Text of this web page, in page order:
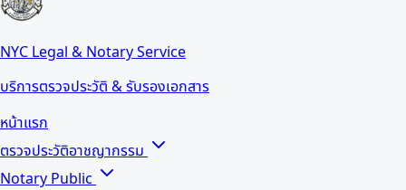
NYC Legal & Notary Service
บริการตรวจประวัติ & รับรองเอกสาร
หน้าแรก
ตรวจประวัติอาชญากรรม
Notary Public